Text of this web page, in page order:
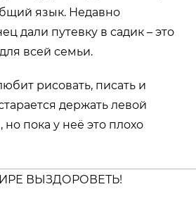
язык. Недавно
дали путевку в садик – это
всей семьи.
рисовать, писать и
держать левой
пока у неё это плохо